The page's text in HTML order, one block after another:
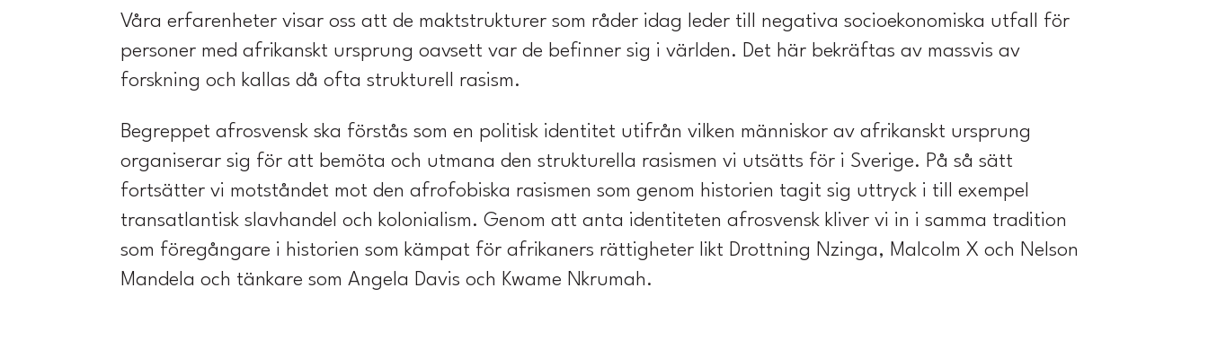
Våra erfarenheter visar oss att de maktstrukturer som råder idag leder till negativa socioekonomiska utfall för
personer med afrikanskt ursprung oavsett var de befinner sig i världen. Det här bekräftas av massvis av
forskning och kallas då ofta strukturell rasism.
Begreppet afrosvensk ska förstås som en politisk identitet utifrån vilken människor av afrikanskt ursprung
organiserar sig för att bemöta och utmana den strukturella rasismen vi utsätts för i Sverige. På så sätt
fortsätter vi motståndet mot den afrofobiska rasismen som genom historien tagit sig uttryck i till exempel
transatlantisk slavhandel och kolonialism. Genom att anta identiteten afrosvensk kliver vi in i samma tradition
som föregångare i historien som kämpat för afrikaners rättigheter likt Drottning Nzinga, Malcolm X och Nelson
Mandela och tänkare som Angela Davis och Kwame Nkrumah.